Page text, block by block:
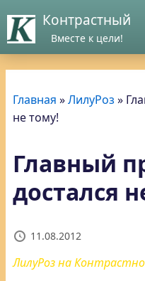
Контрастный
Вместе к цели!
Главная »ЛилуРоз »
не тому!
Главный
достался
11.08.2012
ЛилуРоз на